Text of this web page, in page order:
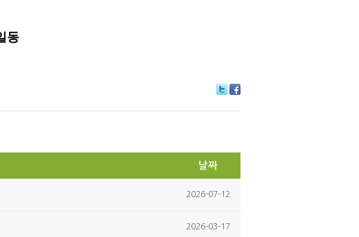
동
itte ce
날짜
2026-07-12
2026-03-17